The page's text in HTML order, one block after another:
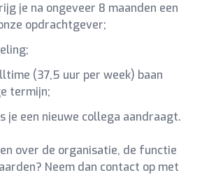
je na ongeveer 8 maanden een
opdrachtgever;
(37,5 uur per week) baan
termijn;
je een nieuwe collega aandraagt.
over de organisatie, de functie
Neem dan contact op met